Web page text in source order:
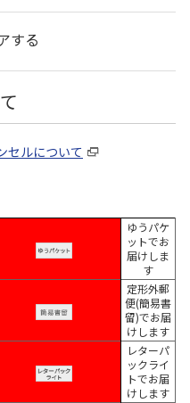
する
セルについて
ゆうパケ
ットでお
届けしま
す
定形外郵
便(簡易書
留)でお届
けします
レターパ
ックライ
トでお届
けします